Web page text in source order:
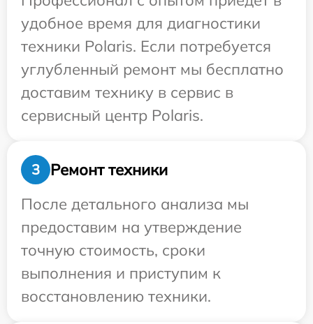
удобное время для диагностики
техники Polaris. Если потребуется
углубленный ремонт мы бесплатно
доставим технику в сервис в
сервисный центр Polaris.
3
Ремонт техники
После детального анализа мы
предоставим на утверждение
точную стоимость, сроки
выполнения и приступим к
восстановлению техники.